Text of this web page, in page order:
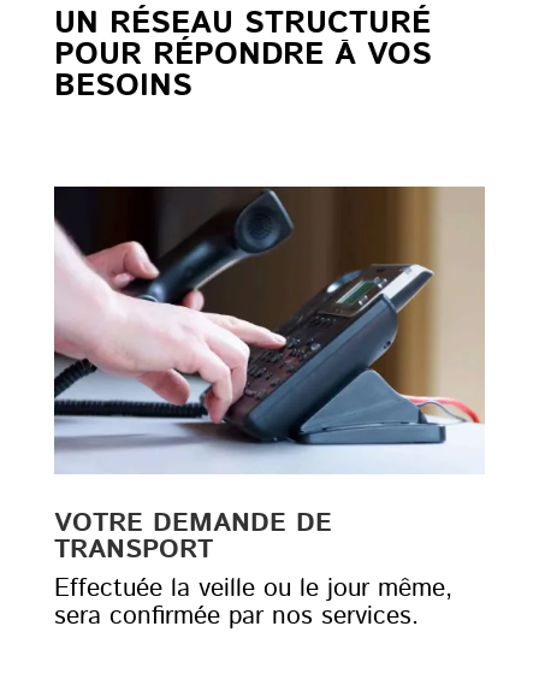
UN RÉSEAU STRUCTURÉ
POUR RÉPONDRE À VOS
BESOINS
VOTRE DEMANDE DE
TRANSPORT
Effectuée la veille ou le jour même,
sera confirmée par nos services.